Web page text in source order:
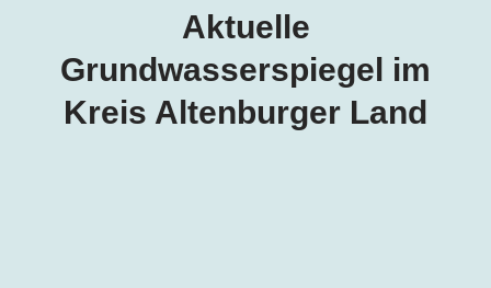
Aktuelle
Grundwasserspiegel im
Kreis Altenburger Land